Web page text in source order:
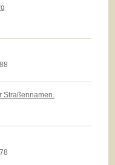
Straßennamen.